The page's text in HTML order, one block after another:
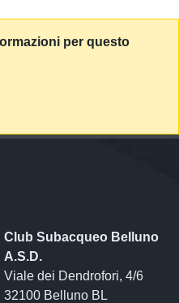
per questo
Club Subacqueo Belluno
A.S.D.
Viale dei Dendrofori, 4/6
32100 Belluno BL